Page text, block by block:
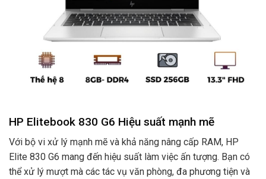
HP Elitebook 830 G6 Hiệu suất mạnh mẽ
Với bộ vi xử lý mạnh mẽ và khả năng nâng cấp RAM, HP
Elite 830 G6 mang đến hiệu suất làm việc ấn tượng. Bạn có
thể xử lý mượt mà các tác vụ văn phòng, đa phương tiện và